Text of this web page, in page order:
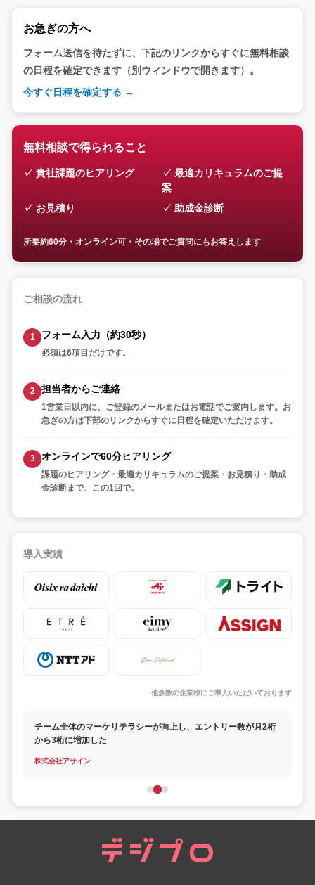
無料相談で得られること
貴社課題のヒアリング
最適カリキュラムのご提
案
お見積り
助成金診断
所要約60分・オンライン可・その場でご質問にもお答えします
ご相談の流れ
フォーム入力（約30秒）
必須は6項目だけです。
担当者からご連絡
1営業日以内に、ご登録のメールまたはお電話でご案内します。お
急ぎの方は下部のリンクからすぐに日程を確定いただけます。
オンラインで60分ヒアリング
課題のヒアリング・最適カリキュラムのご提案・お見積り・助成
金診断まで、この1回で。
導入実績
他多数の企業様にご導入いただいております
チーム全体のマーケリテラシーが向上し、エントリー数が月2桁
から3桁に増加した
株式会社アサイン
お急ぎの方へ
フォーム送信を待たずに、下記のリンクからすぐに無料相談
の日程を確定できます（別ウィンドウで開きます）。
今すぐ日程を確定する →